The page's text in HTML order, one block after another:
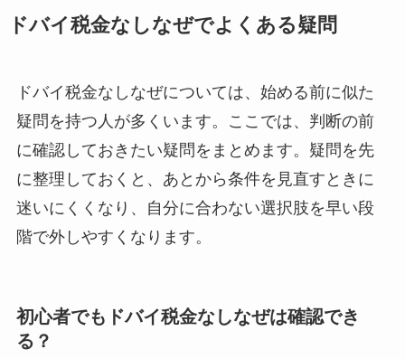
ドバイ税金なしなぜでよくある疑問
ドバイ税金なしなぜについては、始める前に似た
疑問を持つ人が多くいます。ここでは、判断の前
に確認しておきたい疑問をまとめます。疑問を先
に整理しておくと、あとから条件を見直すときに
迷いにくくなり、自分に合わない選択肢を早い段
階で外しやすくなります。
初心者でもドバイ税金なしなぜは確認でき
る？